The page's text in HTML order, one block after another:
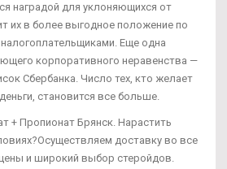
наградой для уклоняющихся от
их в более выгодное положение по
Еще одна
корпоративного неравенства —
Сбербанка. Число тех, кто желает
становится все больше.
+ Пропионат Брянск. Нарастить
доставку во все
и широкий выбор стеройдов.